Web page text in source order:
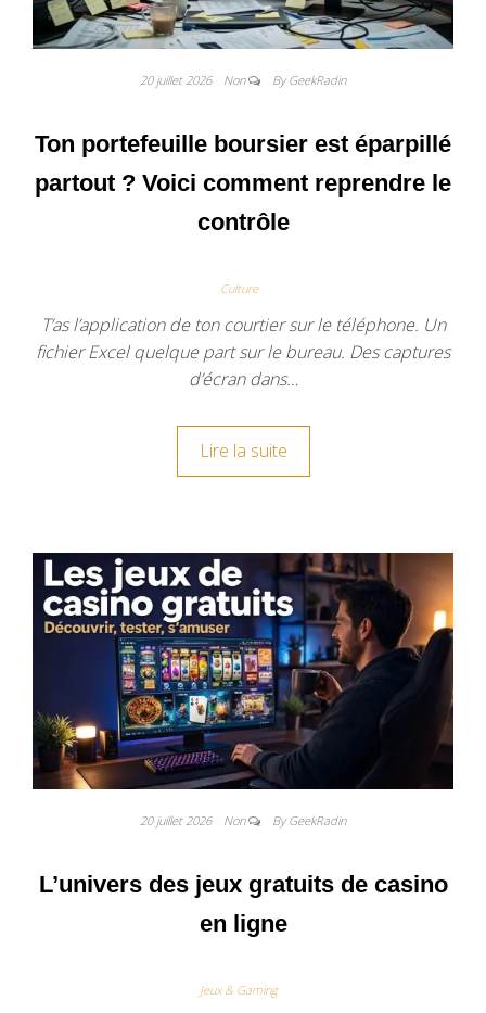
20 juillet 2026 Non By GeekRadin
Ton portefeuille boursier est éparpillé
partout ? Voici comment reprendre le
contrôle
Culture
T’as l’application de ton courtier sur le téléphone. Un
fichier Excel quelque part sur le bureau. Des captures
d’écran dans…
Lire la suite
20 juillet 2026 Non By GeekRadin
L’univers des jeux gratuits de casino
en ligne
Jeux & Gaming